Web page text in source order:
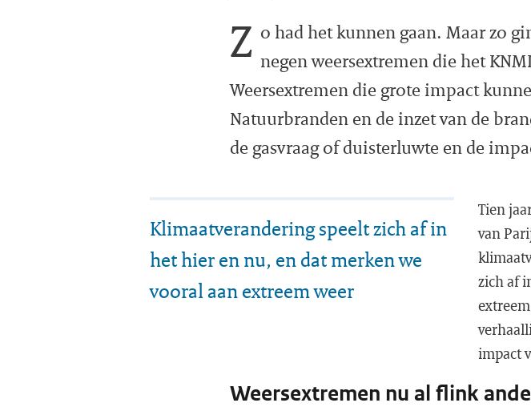
Z o had het kunnen gaan. Maar zo
negen weersextremen die het
Weersextremen die grote impact
Natuurbranden en de inzet van de
de gasvraag of duisterluwte en de
Klimaatverandering speelt zich af in
het hier en nu, en dat merken we
vooral aan extreem weer
Tien
van
zich af
impact
Weersextremen nu al flink